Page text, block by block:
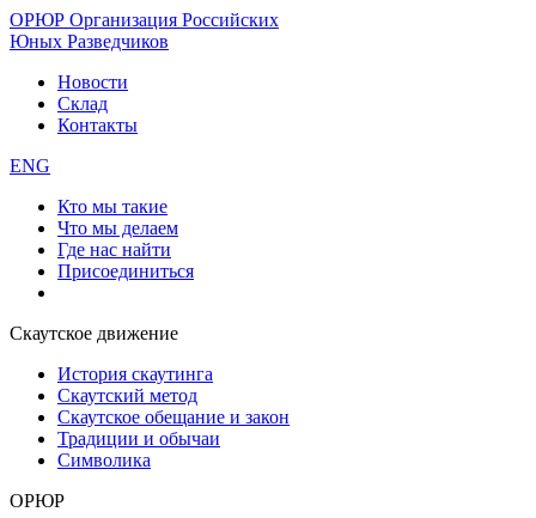
ОРЮР Организация Российских
Юных Разведчиков
Новости
Склад
Контакты
ENG
Кто мы такие
Что мы делаем
Где нас найти
Присоединиться
Скаутское движение
История скаутинга
Скаутский метод
Скаутское обещание и закон
Традиции и обычаи
Символика
ОРЮР